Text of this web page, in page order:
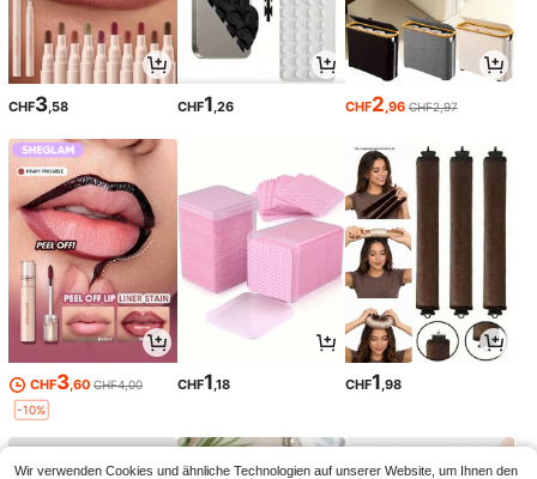
CHF3 ,58 CHF1 ,26 CHF2 ,96 CHF2,97
CHF3,60 CHF4,00
-10%
CHF1 ,18 CHF1 ,98
Wir verwenden Cookies und ähnliche Technologien auf unserer Website, um Ihnen den